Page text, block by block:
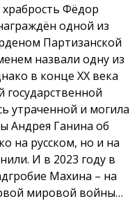
Фёдор
одной из
Партизанской
назвали одну из
в конце ХХ века
государственной
утраченной и могила
Андрея Ганина об
на русском, но и на
И в 2023 году в
Махина – на
мировой войны…